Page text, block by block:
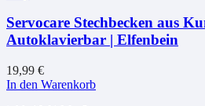
Servocare Stechbecken aus
Autoklavierbar | Elfenbein
19,99 €
In den Warenkorb